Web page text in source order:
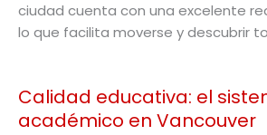
ciudad cuenta con una excelente
lo que facilita moverse y descubrir
Calidad educativa: el
académico en Vancouver